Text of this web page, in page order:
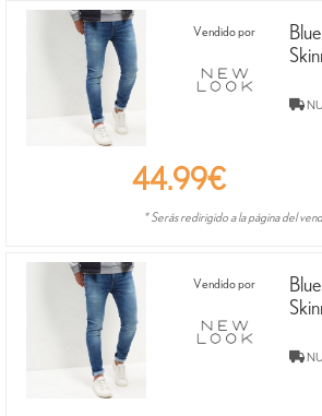
Vendido por
44.99€
* Serás redirigido a la página del
Vendido por